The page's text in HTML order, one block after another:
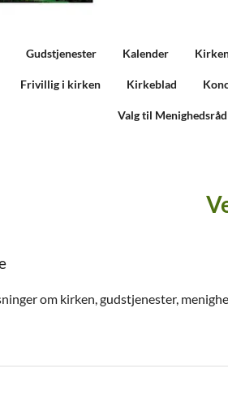
Gudstjenester Kalender
Frivillig i kirken Kirkeblad
Valg til
om kirken, gudstjenester,